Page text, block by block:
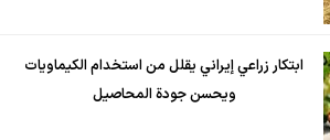
ابتكار زراعي إيراني يقلل من استخدام الكيماويات
ويحسن جودة المحاصيل